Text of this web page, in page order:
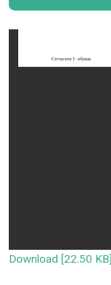
Download [22.50 KB]